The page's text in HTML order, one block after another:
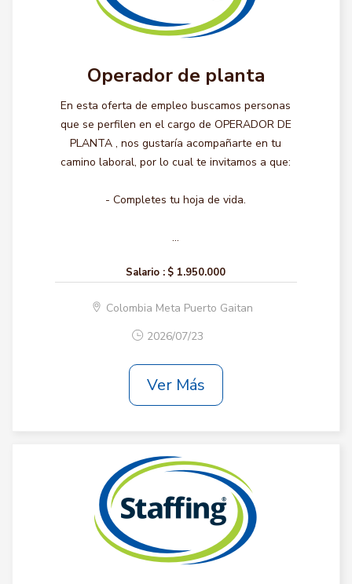
Operador de planta
En esta oferta de empleo buscamos personas
que se perfilen en el cargo de OPERADOR DE
PLANTA , nos gustaría acompañarte en tu
camino laboral, por lo cual te invitamos a que:
- Completes tu hoja de vida.
...
Salario : $ 1.950.000
Colombia Meta Puerto Gaitan
2026/07/23
Ver Más